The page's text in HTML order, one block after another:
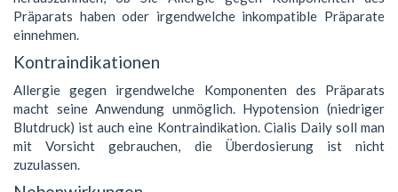
Präparats haben oder irgendwelche inkompatible Präparate
einnehmen.
Kontraindikationen
Allergie gegen irgendwelche Komponenten des Präparats
macht seine Anwendung unmöglich. Hypotension (niedriger
Blutdruck) ist auch eine Kontraindikation. Cialis Daily soll man
mit Vorsicht gebrauchen, die Überdosierung ist nicht
zuzulassen.